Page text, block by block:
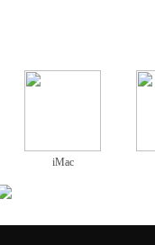
iMac